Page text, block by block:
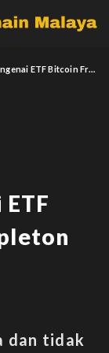
SEC Menangguhkan Keputusan Mengenai ETF Bitcoin Franklin Templeton dan Global X Spot
dan tidak